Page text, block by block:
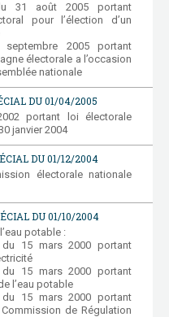
31 août 2005 portant
pour l’élection d’un
septembre 2005 portant
électorale a l’occasion
nationale
DU 01/04/2005
portant loi électorale
janvier 2004
DU 01/12/2004
électorale nationale
DU 01/10/2004
potable :
du 15 mars 2000 portant
du 15 mars 2000 portant
l’eau potable
du 15 mars 2000 portant
de Régulation